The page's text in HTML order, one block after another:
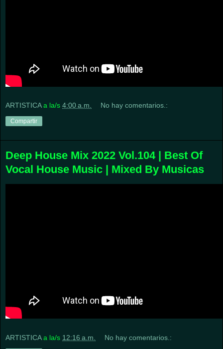
ARTISTICA a la/s 4:00 a.m. No hay comentarios.:
Compartir
Deep House Mix 2022 Vol.104 | Best Of
Vocal House Music | Mixed By Musicas
ARTISTICA a la/s 12:16 a.m. No hay comentarios.: